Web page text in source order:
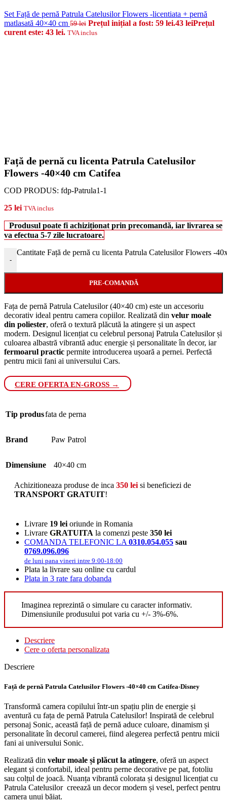
Set Față de pernă Patrula Catelusilor Flowers -licentiata + pernă
matlasată 40×40 cm 59lei Prețul inițial a fost: 59 lei.43 leiPrețul
curent este: 43 lei. TVA inclus
Față de pernă cu licenta Patrula Catelusilor
Flowers -40×40 cm Catifea
COD PRODUS: fdp-Patrula1-1
25 lei TVA inclus
Produsul poate fi achiziționat prin precomandă, iar livrarea se
va efectua 5-7 zile lucratoare.
-
Cantitate Față de pernă cu licenta Patrula Catelusilor Flowers -
PRE-COMANDĂ
Fața de pernă Patrula Catelusilor (40×40 cm) este un accesoriu
decorativ ideal pentru camera copiilor. Realizată din velur moale
din poliester, oferă o textură plăcută la atingere și un aspect
modern. Designul licențiat cu celebrul personaj Patrula Catelusilor și
culoarea albastră vibrantă aduc energie și personalitate în decor, iar
fermoarul practic permite introducerea ușoară a pernei. Perfectă
pentru micii fani ai universului Cars.
CERE OFERTA EN-GROSS →
Tip produsfata de perna
Brand Paw Patrol
Dimensiune 40×40 cm
Achizitioneaza produse de inca 350 lei si beneficiezi de
TRANSPORT GRATUIT!
Livrare 19 lei oriunde in Romania
Livrare GRATUITA la comenzi peste 350 lei
COMANDA TELEFONIC LA 0310.054.055 sau
0769.096.096
de luni pana vineri intre 9:00-18:00
Plata la livrare sau online cu cardul
Plata in 3 rate fara dobanda
Imaginea reprezintă o simulare cu caracter informativ.
Dimensiunile produsului pot varia cu +/- 3%-6%.
Descriere
Cere o oferta personalizata
Descriere
Față de pernă Patrula Catelusilor Flowers -40×40 cm Catifea-Disney
Transformă camera copilului într-un spațiu plin de energie și
aventură cu fața de pernă Patrula Catelusilor! Inspirată de celebrul
personaj Sonic, această față de pernă aduce culoare, dinamism și
personalitate în decorul camerei, fiind alegerea perfectă pentru micii
fani ai universului Sonic.
Realizată din velur moale și plăcut la atingere, oferă un aspect
elegant și confortabil, ideal pentru perne decorative pe pat, fotoliu
sau colțul de joacă. Nuanța vibrantă colorata și designul licențiat cu
Patrula Catelusilor creează un decor modern și vesel, perfect pentru
camera unui băiat.